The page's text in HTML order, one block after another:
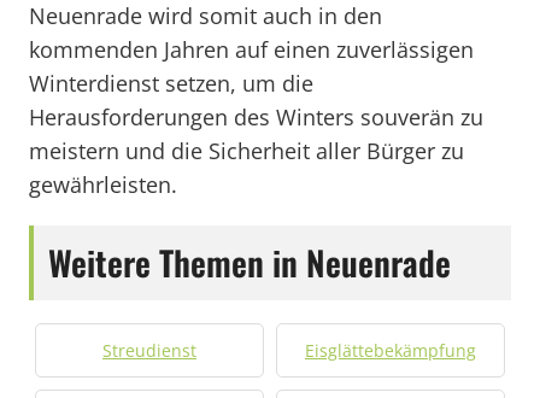
Neuenrade wird somit auch in den
kommenden Jahren auf einen zuverlässigen
Winterdienst setzen, um die
Herausforderungen des Winters souverän zu
meistern und die Sicherheit aller Bürger zu
gewährleisten.
Weitere Themen in Neuenrade
Streudienst Eisglättebekämpfung